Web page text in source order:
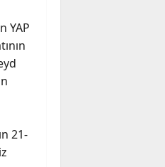
YAP
21-